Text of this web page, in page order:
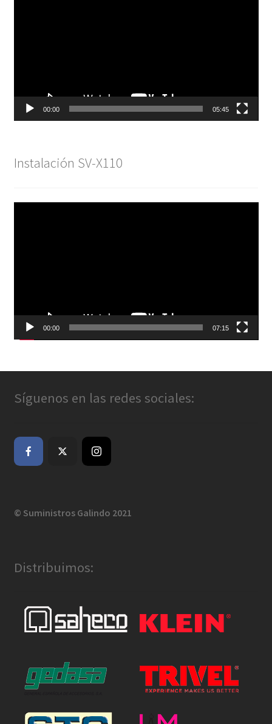
00:00 05:45
Instalación SV-X110
00:00 07:15
Síguenos en las redes sociales:
© Suministros Galindo 2021
Distribuimos: